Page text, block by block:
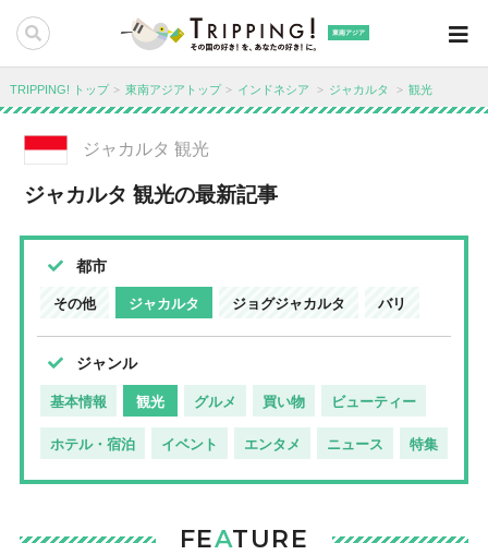
東南アジア
TRIPPING! トップ 東南アジアトップ インドネシア ジャカルタ 観光
ジャカルタ 観光
ジャカルタ 観光の最新記事
都市
その他 ジャカルタ ジョグジャカルタ バリ
ジャンル
基本情報 観光 グルメ 買い物 ビューティー
ホテル・宿泊 イベント エンタメ ニュース 特集
FEATURE